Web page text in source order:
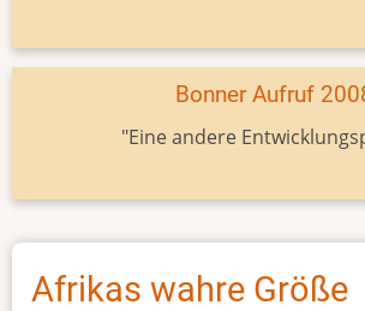
Bonner Aufruf
"Eine andere
Afrikas wahre Größe